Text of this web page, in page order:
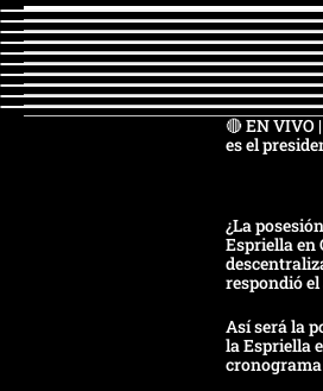
🔴 EN VIVO
es el
¿La
Espriella en
respondió
Así será la
la Espriella